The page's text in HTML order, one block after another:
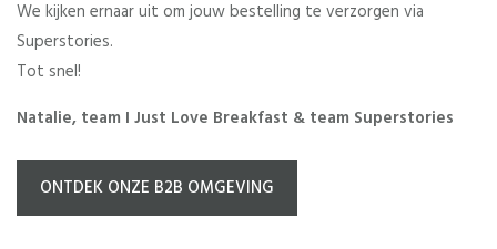
We kijken ernaar uit om jouw bestelling te verzorgen via
Superstories.
Tot snel!
Natalie, team I Just Love Breakfast & team Superstories
ONTDEK ONZE B2B OMGEVING